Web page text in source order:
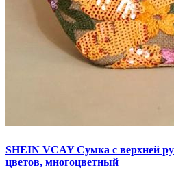
SHEIN VCAY Сумка с верхней
цветов, многоцветный